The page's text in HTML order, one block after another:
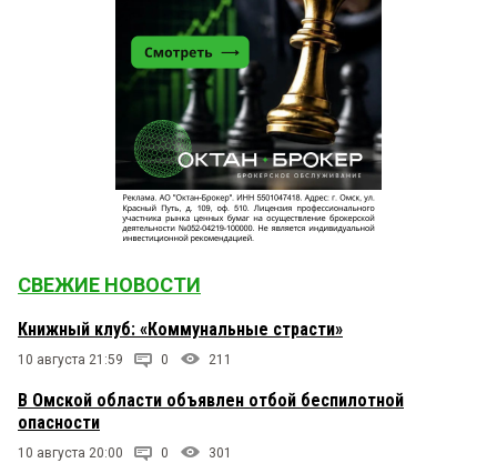
Александр 15 марта 2021 в 19:31:
И кого Бурков в мэры толкнет — не уж то Лобова?
СВЕЖИЕ НОВОСТИ
Книжный клуб: «Коммунальные страсти»
10 августа 21:59 0 211
В Омской области объявлен отбой беспилотной
опасности
10 августа 20:00 0 301